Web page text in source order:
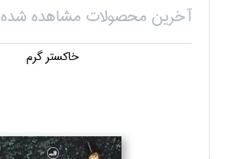
آخرین محصولات مشاهده شده
خاكستر گرم